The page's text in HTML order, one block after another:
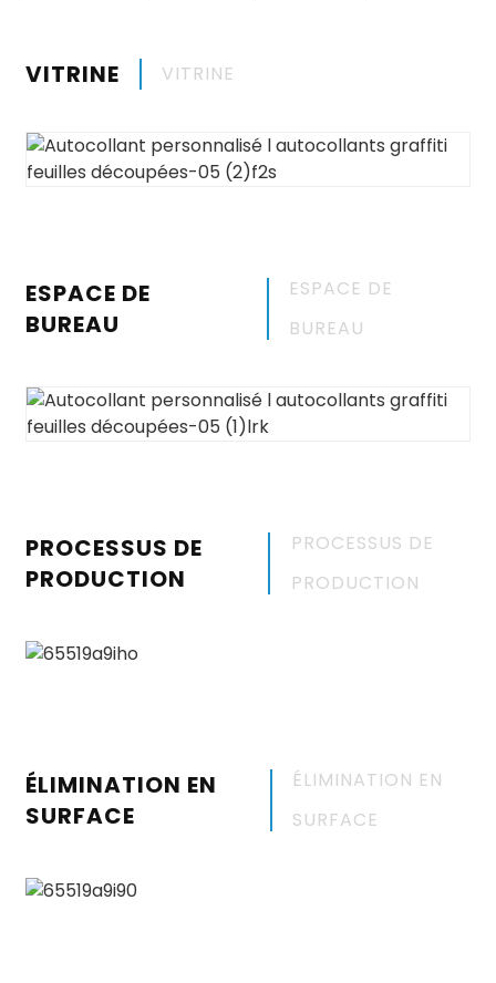
VITRINE VITRINE
ESPACE DE
BUREAU
ESPACE DE
BUREAU
PROCESSUS DE
PRODUCTION
PROCESSUS DE
PRODUCTION
ÉLIMINATION EN
SURFACE
ÉLIMINATION EN
SURFACE